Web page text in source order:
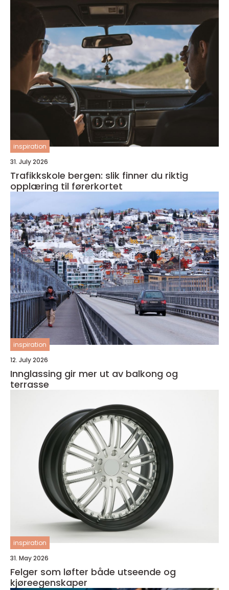
inspiration
31. July 2026
Trafikkskole bergen: slik finner du riktig
opplæring til førerkortet
inspiration
12. July 2026
Innglassing gir mer ut av balkong og
terrasse
inspiration
31. May 2026
Felger som løfter både utseende og
kjøreegenskaper